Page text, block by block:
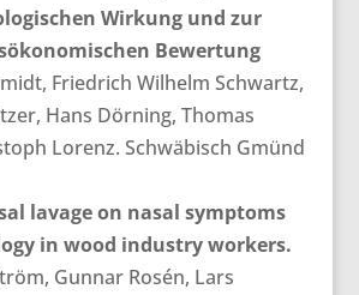
Wirkung und zur
Bewertung
Friedrich Wilhelm Schwartz,
Hans Dörning, Thomas
Lorenz. Schwäbisch Gmünd
lavage on nasal symptoms
in wood industry workers.
Gunnar Rosén, Lars